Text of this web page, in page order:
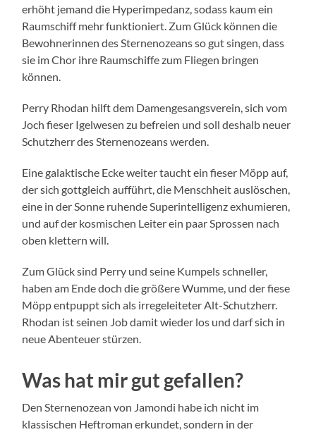
erhöht jemand die Hyperimpedanz, sodass kaum ein
Raumschiff mehr funktioniert. Zum Glück können die
Bewohnerinnen des Sternenozeans so gut singen, dass
sie im Chor ihre Raumschiffe zum Fliegen bringen
können.
Perry Rhodan hilft dem Damengesangsverein, sich vom
Joch fieser Igelwesen zu befreien und soll deshalb neuer
Schutzherr des Sternenozeans werden.
Eine galaktische Ecke weiter taucht ein fieser Möpp auf,
der sich gottgleich aufführt, die Menschheit auslöschen,
eine in der Sonne ruhende Superintelligenz exhumieren,
und auf der kosmischen Leiter ein paar Sprossen nach
oben klettern will.
Zum Glück sind Perry und seine Kumpels schneller,
haben am Ende doch die größere Wumme, und der fiese
Möpp entpuppt sich als irregeleiteter Alt-Schutzherr.
Rhodan ist seinen Job damit wieder los und darf sich in
neue Abenteuer stürzen.
Was hat mir gut gefallen?
Den Sternenozean von Jamondi habe ich nicht im
klassischen Heftroman erkundet, sondern in der